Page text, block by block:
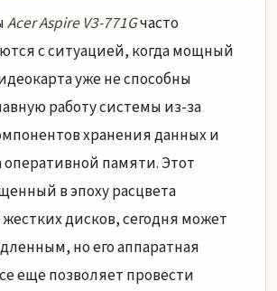
Acer Aspire V3-771Gчасто
с ситуацией, когда мощный
уже не способны
работу системы из-за
хранения данных и
оперативной памяти. Этот
в эпоху расцвета
дисков, сегодня может
но его аппаратная
еще позволяет провести